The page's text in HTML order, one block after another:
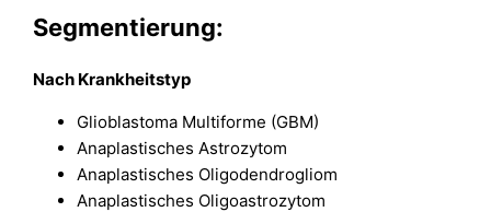
Segmentierung:
Nach Krankheitstyp
Glioblastoma Multiforme (GBM)
Anaplastisches Astrozytom
Anaplastisches Oligodendrogliom
Anaplastisches Oligoastrozytom